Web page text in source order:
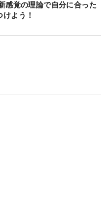
感覚の理論で自分に合った
よう！